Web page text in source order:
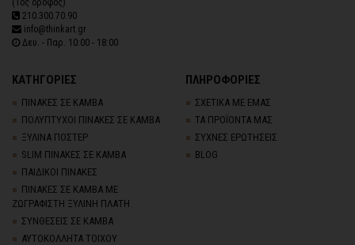
(1ος όροφος)
210.300.70.90
info@thinkart.gr
Δευ. - Παρ. 10:00 - 18:00
ΚΑΤΗΓΟΡΙΕΣ
ΠΙΝΑΚΕΣ ΣΕ ΚΑΜΒΑ
ΠΟΛΥΠΤΥΧΟΙ ΠΙΝΑΚΕΣ ΣΕ ΚΑΜΒΑ
ΞΥΛΙΝΑ ΠΟΣΤΕΡ
SLIM ΠΙΝΑΚΕΣ ΣΕ ΚΑΜΒΑ
ΠΑΙΔΙΚΟΙ ΠΙΝΑΚΕΣ
ΠΙΝΑΚΕΣ ΣΕ ΚΑΜΒΑ ΜΕ
ΖΩΓΡΑΦΙΣΤΗ ΞΥΛΙΝΗ ΠΛΑΤΗ
ΣΥΝΘΕΣΕΙΣ ΣΕ ΚΑΜΒΑ
ΑΥΤΟΚΟΛΛΗΤΑ ΤΟΙΧΟΥ
ΠΛΗΡΟΦΟΡΙΕΣ
ΣΧΕΤΙΚΑ ΜΕ ΕΜΑΣ
ΤΑ ΠΡΟΪΟΝΤΑ ΜΑΣ
ΣΥΧΝΕΣ ΕΡΩΤΗΣΕΙΣ
BLOG